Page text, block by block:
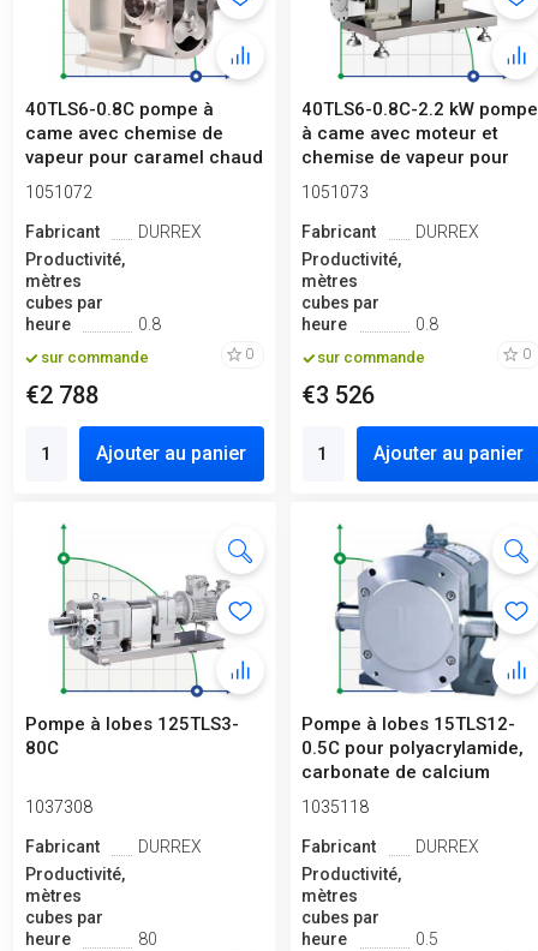
40TLS6-0.8C pompe à
came avec chemise de
vapeur pour caramel chaud
1051072
Fabricant
DURREX
Productivité,
mètres
cubes par
heure
0.8
sur commande 0
€2 788
Ajouter au panier
40TLS6-0.8C-2.2 kW pompe
à came avec moteur et
chemise de vapeur pour
caramel...
1051073
Fabricant
DURREX
Productivité,
mètres
cubes par
heure
0.8
sur commande 0
€3 526
Ajouter au panier
Pompe à lobes 125TLS3-
80C
1037308
Fabricant
DURREX
Productivité,
mètres
cubes par
heure
80
Pompe à lobes 15TLS12-
0.5C pour polyacrylamide,
carbonate de calcium
1035118
Fabricant
DURREX
Productivité,
mètres
cubes par
heure
0.5